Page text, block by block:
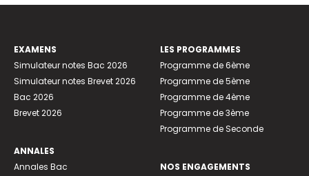
EXAMENS
Simulateur notes Bac 2026
Simulateur notes Brevet 2026
Bac 2026
Brevet 2026
ANNALES
Annales Bac
LES PROGRAMMES
Programme de 6ème
Programme de 5ème
Programme de 4ème
Programme de 3ème
Programme de Seconde
NOS ENGAGEMENTS